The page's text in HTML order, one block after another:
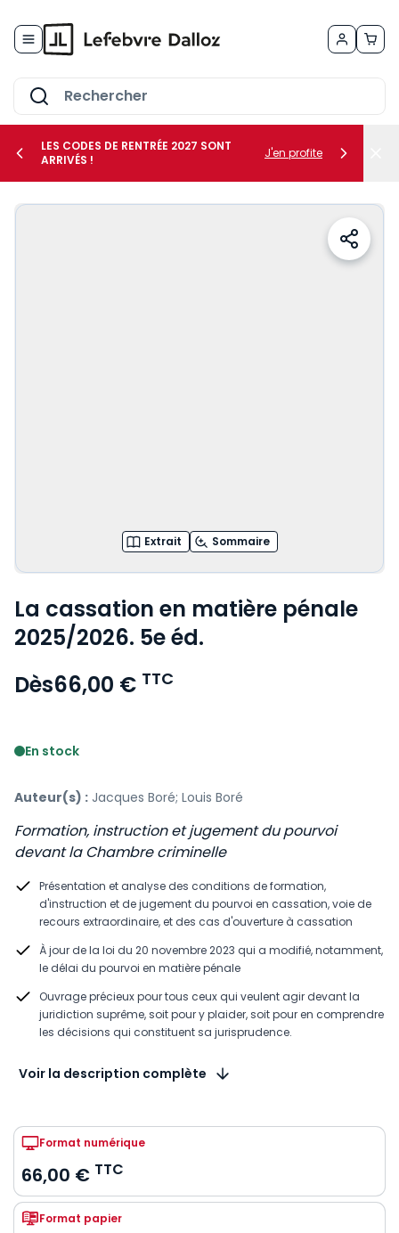
le sous-menu Vos métiers
LES CODES DE RENTRÉE 2027 SONT
ARRIVÉS !
J'en profite
Extrait Sommaire
La cassation en matière pénale
2025/2026. 5e éd.
Dès66,00 € TTC
En stock
Auteur(s) : Jacques Boré; Louis Boré
Formation, instruction et jugement du pourvoi
devant la Chambre criminelle
Présentation et analyse des conditions de formation,
d'instruction et de jugement du pourvoi en cassation, voie de
recours extraordinaire, et des cas d'ouverture à cassation
À jour de la loi du 20 novembre 2023 qui a modifié, notamment,
le délai du pourvoi en matière pénale
Ouvrage précieux pour tous ceux qui veulent agir devant la
juridiction suprême, soit pour y plaider, soit pour en comprendre
les décisions qui constituent sa jurisprudence.
Voir la description complète
Format numérique
66,00 € TTC
Format papier